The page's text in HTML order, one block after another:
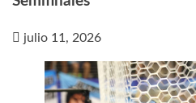
julio 11, 2026